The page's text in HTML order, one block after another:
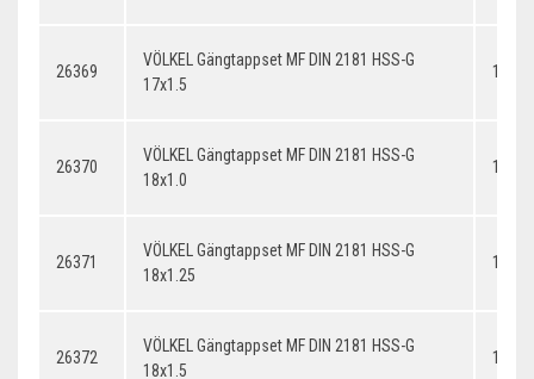
26369
VÖLKEL Gängtappset MF DIN 2181 HSS-G
17x1.5
26370
VÖLKEL Gängtappset MF DIN 2181 HSS-G
18x1.0
26371
VÖLKEL Gängtappset MF DIN 2181 HSS-G
18x1.25
26372
VÖLKEL Gängtappset MF DIN 2181 HSS-G
18x1.5